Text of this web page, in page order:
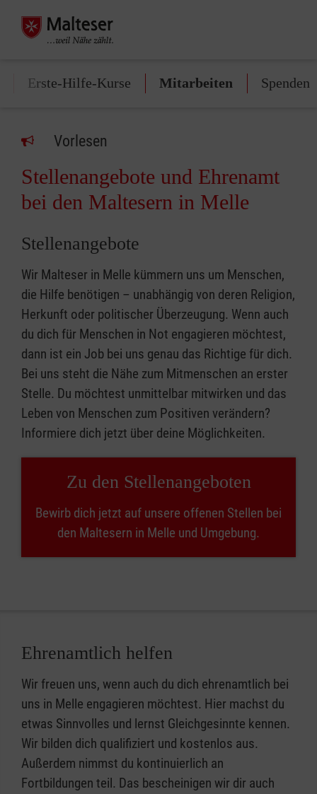
Erste-Hilfe-Kurse Mitarbeiten Spenden
Vorlesen
Stellenangebote und Ehrenamt
bei den Maltesern in Melle
Stellenangebote
Wir Malteser in Melle kümmern uns um Menschen,
die Hilfe benötigen – unabhängig von deren Religion,
Herkunft oder politischer Überzeugung. Wenn auch
du dich für Menschen in Not engagieren möchtest,
dann ist ein Job bei uns genau das Richtige für dich.
Bei uns steht die Nähe zum Mitmenschen an erster
Stelle. Du möchtest unmittelbar mitwirken und das
Leben von Menschen zum Positiven verändern?
Informiere dich jetzt über deine Möglichkeiten.
Zu den Stellenangeboten
Bewirb dich jetzt auf unsere offenen Stellen bei
den Maltesern in Melle und Umgebung.
Ehrenamtlich helfen
Wir freuen uns, wenn auch du dich ehrenamtlich bei
uns in Melle engagieren möchtest. Hier machst du
etwas Sinnvolles und lernst Gleichgesinnte kennen.
Wir bilden dich qualifiziert und kostenlos aus.
Außerdem nimmst du kontinuierlich an
Fortbildungen teil. Das bescheinigen wir dir auch